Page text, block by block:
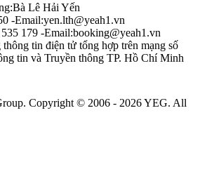
Bà Lê Hải Yến
-Email:yen.lth@yeah1.vn
179 -Email:booking@yeah1.vn
tin điện tử tổng hợp trên mạng số
tin và Truyền thông TP. Hồ Chí Minh
Copyright © 2006 - 2026 YEG. All